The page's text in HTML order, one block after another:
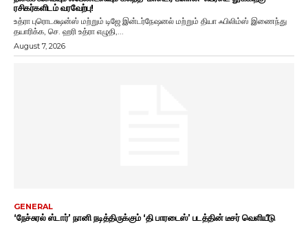
ரசிகர்களிடம் வரவேற்பு!
உத்ரா புரொடக்ஷன்ஸ் மற்றும் டிஜே இன்டர்நேஷனல் மற்றும் தியா ஃபிலிம்ஸ் இணைந்து
தயாரிக்க, செ. ஹரி உத்ரா எழுதி,...
August 7, 2026
GENERAL
‘நேச்சுரல் ஸ்டார்’ நானி நடித்திருக்கும் ‘தி பாரடைஸ்’ படத்தின் டீசர் வெளியீடு